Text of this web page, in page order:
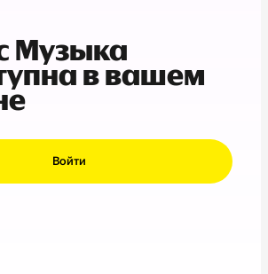
Музыка
в вашем
Войти